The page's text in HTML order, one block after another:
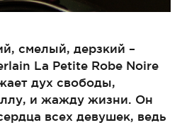
смелый, дерзкий –
La Petite Robe Noire
дух свободы,
и жажду жизни. Он
всех девушек, ведь